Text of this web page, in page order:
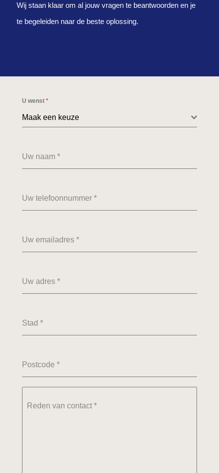
Wij staan klaar om al jouw vragen te beantwoorden en je
te begeleiden naar de beste oplossing.
U wenst *
Maak een keuze
Uw naam *
Uw telefoonnummer *
Uw emailadres *
Uw adres *
Stad *
Postcode *
Reden van contact *